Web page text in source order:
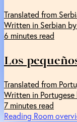
Translated from
Written in Serbian
6 minutes read
Los
Translated from
Written in Portugese
7 minutes read
Reading Room